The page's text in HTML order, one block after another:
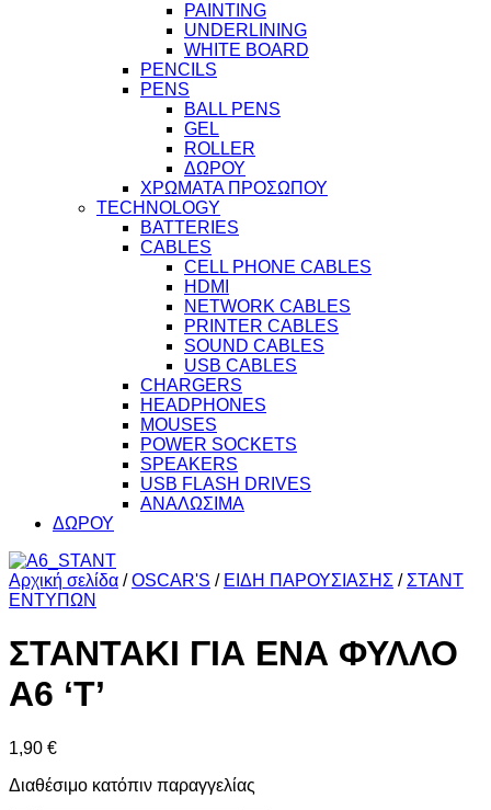
PAINTING
UNDERLINING
WHITE BOARD
PENCILS
PENS
BALL PENS
GEL
ROLLER
ΔΩΡΟΥ
ΧΡΩΜΑΤΑ ΠΡΟΣΩΠΟΥ
TECHNOLOGY
BATTERIES
CABLES
CELL PHONE CABLES
HDMI
NETWORK CABLES
PRINTER CABLES
SOUND CABLES
USB CABLES
CHARGERS
HEADPHONES
MOUSES
POWER SOCKETS
SPEAKERS
USB FLASH DRIVES
ΑΝΑΛΩΣΙΜΑ
ΔΩΡΟΥ
Αρχική σελίδα / OSCAR'S / ΕΙΔΗ ΠΑΡΟΥΣΙΑΣΗΣ / ΣΤΑΝΤ
ΕΝΤΥΠΩΝ
ΣΤΑΝΤΑΚΙ ΓΙΑ ΕΝΑ ΦΥΛΛΟ
A6 ‘Τ’
1,90 €
Διαθέσιμο κατόπιν παραγγελίας